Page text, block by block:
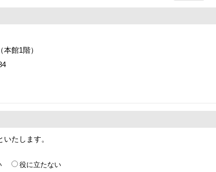
館1階）
たします。
役に立たない